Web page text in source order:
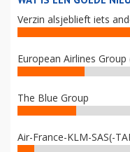
Verzin alsjeblieft iets
European Airlines Group
The Blue Group
Air-France-KLM-SAS(-